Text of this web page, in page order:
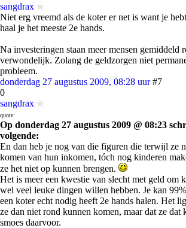
sangdrax
Niet erg vreemd als de koter er net is want je
haal je het meeste 2e hands.
Na investeringen staan meer mensen gemiddeld
verwondelijk. Zolang de geldzorgen niet
probleem.
donderdag 27 augustus 2009, 08:28 uur #7
0
sangdrax
quote:
Op donderdag 27 augustus 2009 @ 08:23
volgende:
En dan heb je nog van die figuren die terwijl ze
komen van hun inkomen, tóch nog kinderen
ze het niet op kunnen brengen.
Het is meer een kwestie van slecht met geld om
wel veel leuke dingen willen hebben. Je kan
een koter echt nodig heeft 2e hands halen. Het
ze dan niet rond kunnen komen, maar dat ze dat
smoes daarvoor.